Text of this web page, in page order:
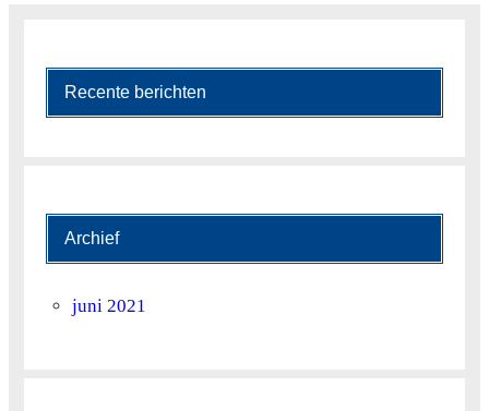
Recente berichten
Archief
juni 2021